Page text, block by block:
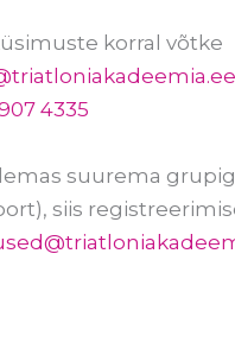
korral võtke
4335
suurema
siis